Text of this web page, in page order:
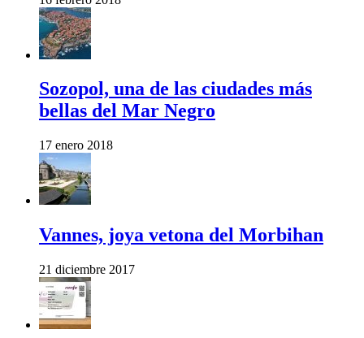
Sozopol, una de las ciudades más
bellas del Mar Negro
17 enero 2018
Vannes, joya vetona del Morbihan
21 diciembre 2017